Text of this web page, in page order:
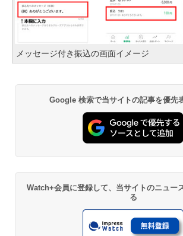
メッセージ付き振込の画面イメージ
Google 検索で当サイトの記事を優先
Watch+会員に登録して、当サイトのニュー
る